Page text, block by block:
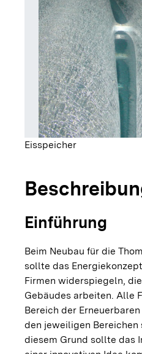
Eisspeicher
Einführung
Beim Neubau für die
sollte das
Firmen widerspiegeln,
Gebäudes arbeiten. Alle
Bereich der
den jeweiligen Bereichen
diesem Grund sollte das